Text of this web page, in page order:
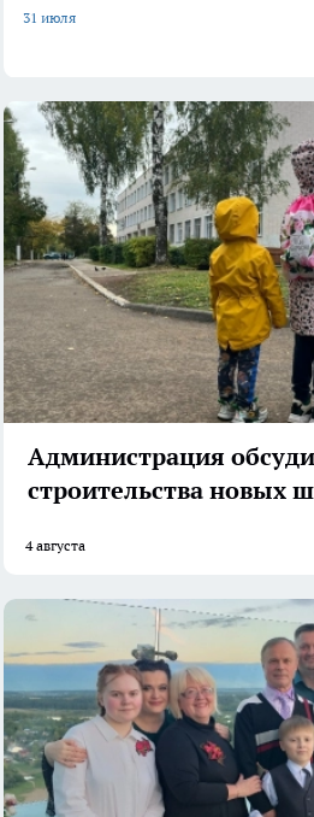
31 июля
Администрация
строительства новых
4 августа